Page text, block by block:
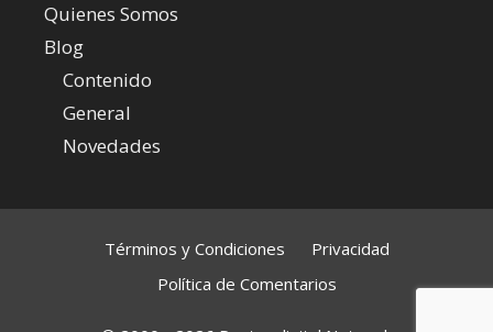
Quienes Somos
Blog
Contenido
General
Novedades
Términos y Condiciones
Privacidad
Política de Comentarios